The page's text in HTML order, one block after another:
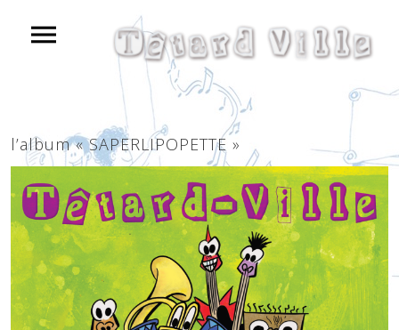
l’album « SAPERLIPOPETTE »